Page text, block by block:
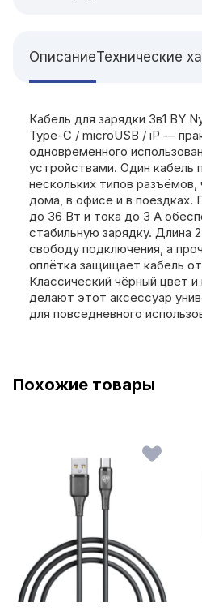
ОписаниеТехнические
Кабель для зарядки 3в1 BY
Type-C / microUSB / iP —
одновременного
устройствами. Один кабель
нескольких типов
дома, в офисе и в
до 36 Вт и тока до 3 А
стабильную зарядку. Длина
свободу подключения, а
оплётка защищает кабель
Классический чёрный цвет
делают этот аксессуар
для повседневного
Похожие товары